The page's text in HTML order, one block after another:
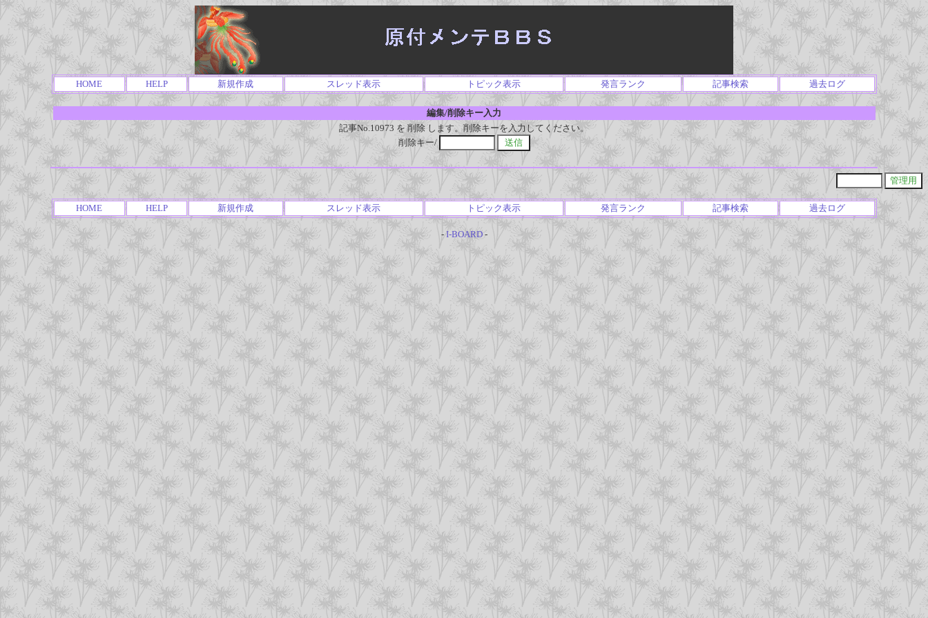
HOME HELP 新規作成 スレッド表示 トピック表示 発言ランク 記事検索 過去ログ
編集/削除キー入力
記事No.10973 を 削除 します。削除キーを入力してください。
削除キー/
HOME HELP 新規作成 スレッド表示 トピック表示 発言ランク 記事検索 過去ログ
- I-BOARD-